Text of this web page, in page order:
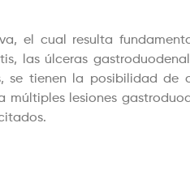
el cual resulta
las úlceras
se tienen la posibilidad
lesiones